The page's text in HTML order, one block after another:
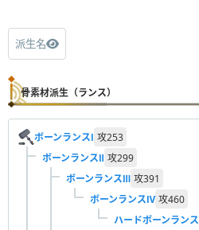
派生名
骨素材派生（ランス）
ボーンランスⅠ 攻253
ボーンランスⅡ 攻299
ボーンランスⅢ 攻391
ボーンランスⅣ 攻460
ハードボーンランス